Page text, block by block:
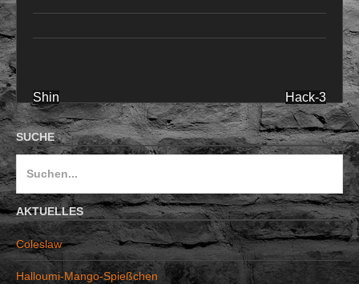
Beitragsnavigation
Shin Hack-3
SUCHE
c
h
e
n
AKTUELLES
Coleslaw
Halloumi-Mango-Spießchen